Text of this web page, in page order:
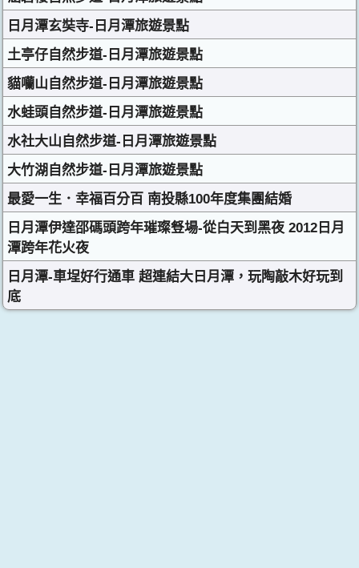
日月潭玄奘寺-日月潭旅遊景點
土亭仔自然步道-日月潭旅遊景點
貓囒山自然步道-日月潭旅遊景點
水蛙頭自然步道-日月潭旅遊景點
水社大山自然步道-日月潭旅遊景點
大竹湖自然步道-日月潭旅遊景點
最愛一生．幸福百分百 南投縣100年度集團結婚
日月潭伊達邵碼頭跨年璀璨豋場-從白天到黑夜 2012日月
潭跨年花火夜
日月潭-車埕好行通車 超連結大日月潭，玩陶敲木好玩到
底